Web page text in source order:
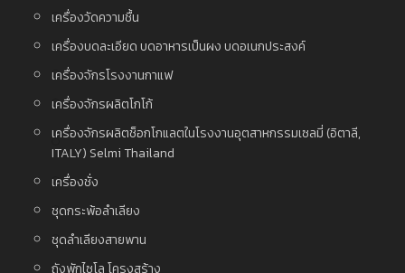
เครื่องวัดความชื้น
เครื่องบดละเอียด บดอาหารเป็นผง บดอเนกประสงค์
เครื่องจักรโรงงานกาแฟ
เครื่องจักรผลิตโกโก้
เครื่องจักรผลิตช็อกโกแลตในโรงงานอุตสาหกรรมเซลมี่ (อิตาลี,
ITALY) Selmi Thailand
เครื่องชั่ง
ชุดกระพ้อลำเลียง
ชุดลำเลียงสายพาน